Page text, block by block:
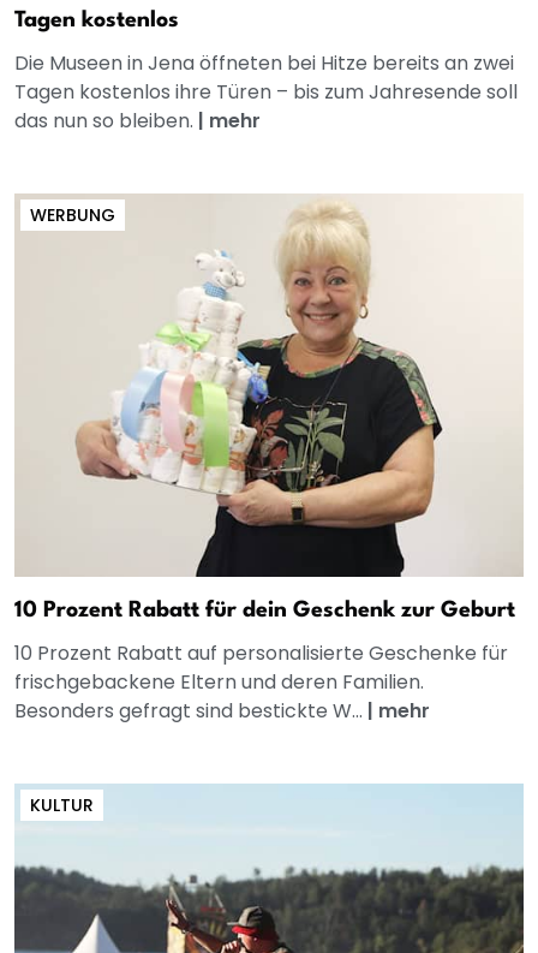
Tagen kostenlos
Die Museen in Jena öffneten bei Hitze bereits an zwei
Tagen kostenlos ihre Türen – bis zum Jahresende soll
das nun so bleiben. | mehr
WERBUNG
10 Prozent Rabatt für dein Geschenk zur Geburt
10 Prozent Rabatt auf personalisierte Geschenke für
frischgebackene Eltern und deren Familien.
Besonders gefragt sind bestickte W... | mehr
KULTUR